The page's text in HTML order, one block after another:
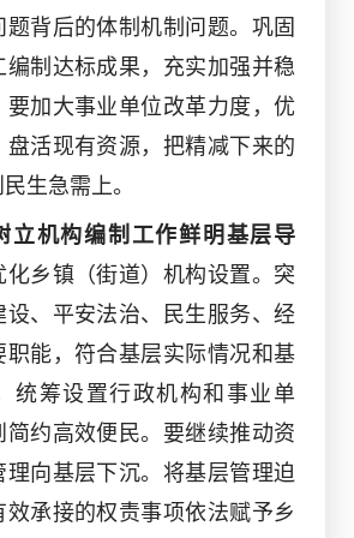
背后的体制机制问题。巩固
编制达标成果，充实加强并稳
要加大事业单位改革力度，优
盘活现有资源，把精减下来的
生急需上。
立机构编制工作鲜明基层导
化乡镇（街道）机构设置。突
设、平安法治、民生服务、经
职能，符合基层实际情况和基
统筹设置行政机构和事业单
简约高效便民。要继续推动资
理向基层下沉。将基层管理迫
效承接的权责事项依法赋予乡